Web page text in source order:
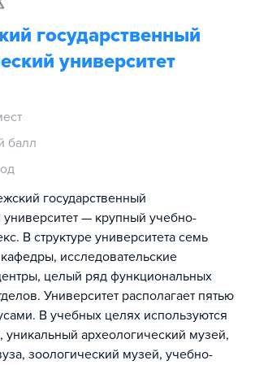
государственный
университет
балл
государственный
университет — крупный учебно-
В структуре университета семь
исследовательские
целый ряд функциональных
Университет располагает пятью
В учебных целях используются
уникальный археологический музей,
зоологический музей, учебно-